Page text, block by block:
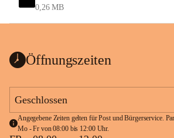
0,26 MB
Öffnungszeiten
Geschlossen
Angegebene Zeiten gelten für Post und Bürgerservice.
Mo - Fr von 08:00 bis 12:00 Uhr.